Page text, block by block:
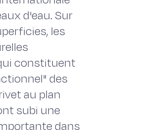
d'eau. Sur
les
constituent
des
au plan
subi une
dans